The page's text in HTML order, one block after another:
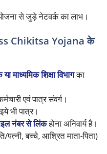
से जुड़े नेटवर्क का लाभ।
Chikitsa Yojana के
माध्यमिक शिक्षा विभागका
एवं पात्र संवर्ग।
भी पात्र।
नंबर से लिंकहोना अनिवार्य है।
पत्नी, बच्चे, आश्रित माता-पिता)